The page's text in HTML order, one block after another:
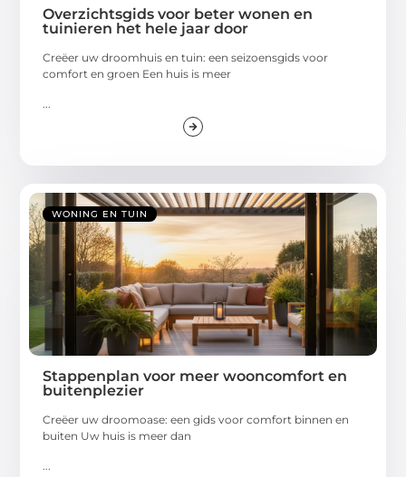
Overzichtsgids voor beter wonen en
tuinieren het hele jaar door
Creëer uw droomhuis en tuin: een seizoensgids voor
comfort en groen Een huis is meer
WONING EN TUIN
Stappenplan voor meer wooncomfort en
buitenplezier
Creëer uw droomoase: een gids voor comfort binnen en
buiten Uw huis is meer dan